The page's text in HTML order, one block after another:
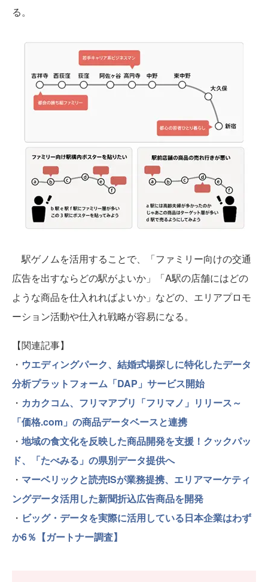
る。
駅ゲノムを活用することで、「ファミリー向けの交通
広告を出すならどの駅がよいか」「A駅の店舗にはどの
ような商品を仕入れればよいか」などの、エリアプロモ
ーション活動や仕入れ戦略が容易になる。
【関連記事】
・ ウエディングパーク、結婚式場探しに特化したデータ
分析プラットフォーム「DAP」サービス開始
・ カカクコム、フリマアプリ「フリマノ」リリース～
「価格.com」の商品データベースと連携
・ 地域の食文化を反映した商品開発を支援！クックパッ
ド、「たべみる」の県別データ提供へ
・ マーベリックと読売ISが業務提携、エリアマーケティ
ングデータ活用した新聞折込広告商品を開発
・ ビッグ・データを実際に活用している日本企業はわず
か6％【ガートナー調査】